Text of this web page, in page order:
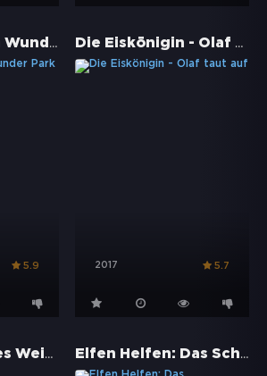
Willkommen im Wunder Park
5.9
Die Eiskönigin - Olaf taut auf
2017 5.7
Ein klitzekleines Weihnachtswunder Elfen Helfen: Das Schneeball-Protokoll